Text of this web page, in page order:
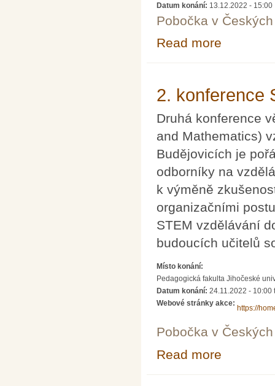
Datum konání: 13.12.2022 - 15:00
Pobočka v
Read more
2. konference
Druhá konference
and Mathematics)
Budějovicích je
odborníky na
k výměně
organizačními
STEM vzdělávání
budoucích učitelů
Místo konání:
Pedagogická fakulta Jihočeské
Datum konání: 24.11.2022 - 10:00
Webové stránky akce:
https://
Pobočka v
Read more